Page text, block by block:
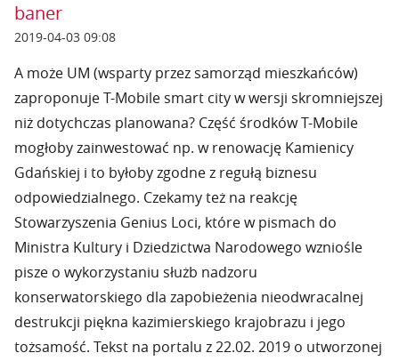
baner
2019-04-03 09:08
A może UM (wsparty przez samorząd mieszkańców)
zaproponuje T-Mobile smart city w wersji skromniejszej
niż dotychczas planowana? Część środków T-Mobile
mogłoby zainwestować np. w renowację Kamienicy
Gdańskiej i to byłoby zgodne z regułą biznesu
odpowiedzialnego. Czekamy też na reakcję
Stowarzyszenia Genius Loci, które w pismach do
Ministra Kultury i Dziedzictwa Narodowego wzniośle
pisze o wykorzystaniu służb nadzoru
konserwatorskiego dla zapobieżenia nieodwracalnej
destrukcji piękna kazimierskiego krajobrazu i jego
tożsamość. Tekst na portalu z 22.02. 2019 o utworzonej